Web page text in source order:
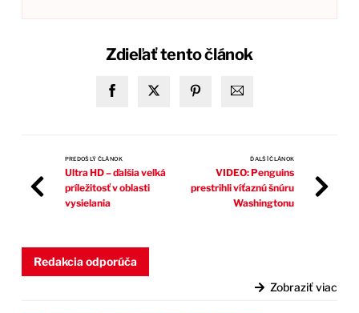
Zdieľať tento článok
PREDOŠLÝ ČLÁNOK
Ultra HD – ďalšia veľká
príležitosť v oblasti
vysielania
ĎALŠÍ ČLÁNOK
VIDEO: Penguins
prestrihli víťaznú šnúru
Washingtonu
Redakcia odporúča
Zobraziť viac